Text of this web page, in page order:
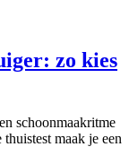
zo kies
schoonmaakritme
maak je een